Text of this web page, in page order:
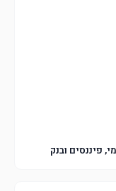
פיננסים ובנק